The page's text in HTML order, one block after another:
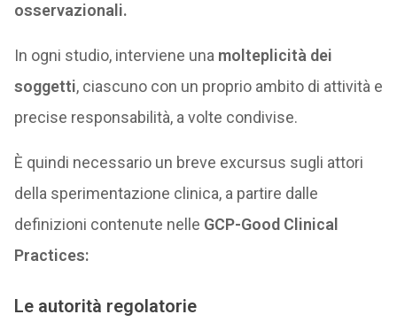
osservazionali.
In ogni studio, interviene una molteplicità dei
soggetti, ciascuno con un proprio ambito di attività e
precise responsabilità, a volte condivise.
È quindi necessario un breve excursus sugli attori
della sperimentazione clinica, a partire dalle
definizioni contenute nelle GCP-Good Clinical
Practices:
Le autorità regolatorie